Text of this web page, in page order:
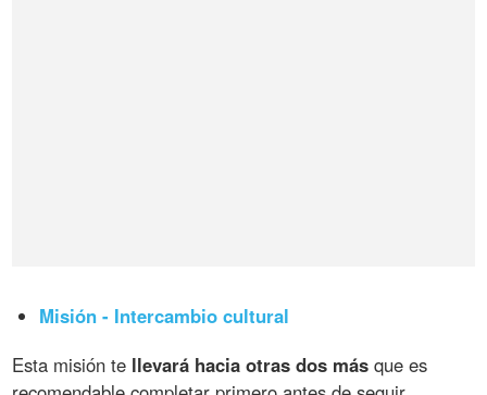
Misión - Intercambio cultural
Esta misión te llevará hacia otras dos más que es